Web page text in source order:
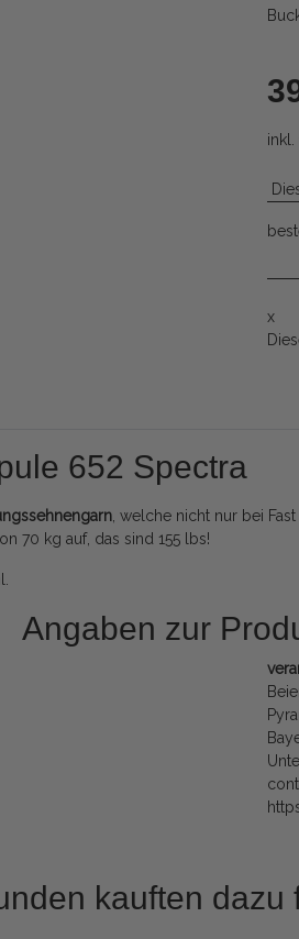
inkl.
x
652 Spectra
, welche nicht nur bei
70 kg auf, das sind 155 lbs!
Angaben zur
kauften dazu